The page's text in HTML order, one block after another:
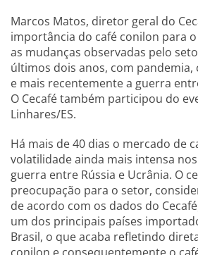
Marcos Matos, diretor geral do
importância do café conilon para
as mudanças observadas pelo
últimos dois anos, com
e mais recentemente a guerra
O Cecafé também participou do
Linhares/ES.
Há mais de 40 dias o mercado de
volatilidade ainda mais intensa
guerra entre Rússia e Ucrânia. O
preocupação para o setor,
de acordo com os dados do
um dos principais países
Brasil, o que acaba refletindo